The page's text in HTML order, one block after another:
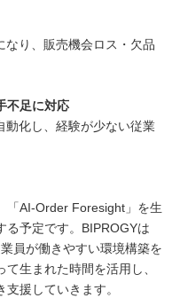
なり、販売機会ロス・欠品
不足に対応
動化し、経験が少ない従業
「AI-Order Foresight」を生
る予定です。BIPROGYは
員が働きやすい環境構築を
生まれた時間を活用し、
援していきます。